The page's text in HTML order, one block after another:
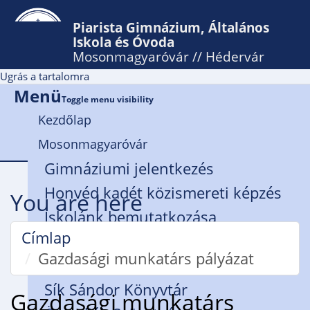
Piarista Gimnázium, Általános
Iskola és Óvoda
Mosonmagyaróvár // Hédervár
Ugrás a tartalomra
MenüToggle menu visibility
Kezdőlap
Mosonmagyaróvár
Gimnáziumi jelentkezés
Honvéd kadét közismereti képzés
Iskolánk bemutatkozása
Rendház
Zsidanits István Alapítvány
Sík Sándor Könyvtár
You are here
Címlap
Gazdasági munkatárs pályázat
Gazdasági munkatárs